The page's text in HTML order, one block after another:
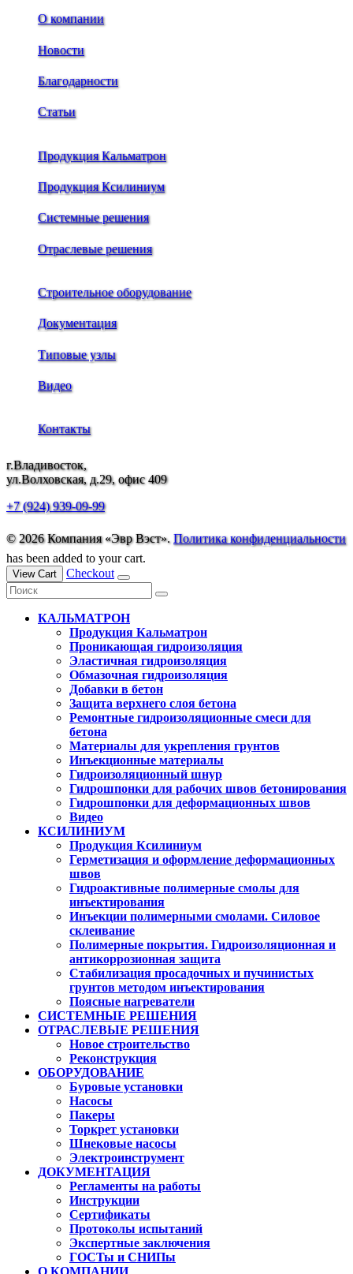
О компании
Новости
Благодарности
Статьи
Продукция Кальматрон
Продукция Ксилиниум
Системные решения
Отраслевые решения
Строительное оборудование
Документация
Типовые узлы
Видео
Контакты
г.Владивосток,
ул.Волховская, д.29, офис 409
+7 (924) 939-09-99
© 2026 Компания «Эвр Вэст». Политика конфиденциальности
has been added to your cart.
View Cart Checkout
КАЛЬМАТРОН
Продукция Кальматрон
Проникающая гидроизоляция
Эластичная гидроизоляция
Обмазочная гидроизоляция
Добавки в бетон
Защита верхнего слоя бетона
Ремонтные гидроизоляционные смеси для
бетона
Материалы для укрепления грунтов
Инъекционные материалы
Гидроизоляционный шнур
Гидрошпонки для рабочих швов бетонирования
Гидрошпонки для деформационных швов
Видео
КСИЛИНИУМ
Продукция Ксилиниум
Герметизация и оформление деформационных
швов
Гидроактивные полимерные смолы для
инъектирования
Инъекции полимерными смолами. Силовое
склеивание
Полимерные покрытия. Гидроизоляционная и
антикоррозионная защита
Стабилизация просадочных и пучинистых
грунтов методом инъектирования
Поясные нагреватели
СИСТЕМНЫЕ РЕШЕНИЯ
ОТРАСЛЕВЫЕ РЕШЕНИЯ
Новое строительство
Реконструкция
ОБОРУДОВАНИЕ
Буровые установки
Насосы
Пакеры
Торкрет установки
Шнековые насосы
Электроинструмент
ДОКУМЕНТАЦИЯ
Регламенты на работы
Инструкции
Сертификаты
Протоколы испытаний
Экспертные заключения
ГОСТы и СНИПы
О КОМПАНИИ